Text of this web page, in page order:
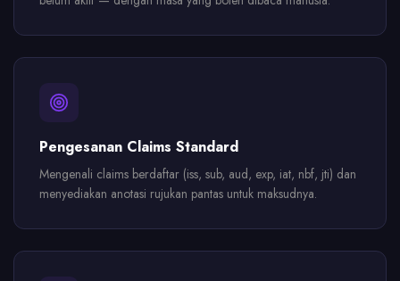
Pengesanan Claims Standard
Mengenali claims berdaftar (iss, sub, aud, exp, iat, nbf, jti) dan
menyediakan anotasi rujukan pantas untuk maksudnya.